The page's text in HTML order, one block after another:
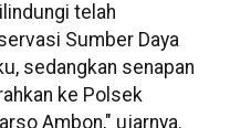
telah
Sumber Daya
sedangkan senapan
ke Polsek
Ambon," ujarnya.